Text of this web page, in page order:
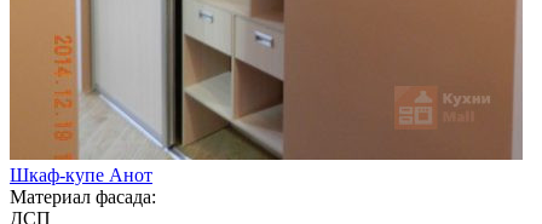
Шкаф-купе Анот
Материал фасада:
ДСП